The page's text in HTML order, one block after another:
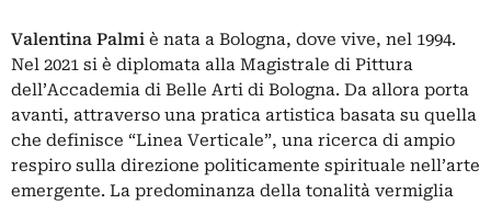
Valentina Palmi è nata a Bologna, dove vive, nel 1994.
Nel 2021 si è diplomata alla Magistrale di Pittura
dell’Accademia di Belle Arti di Bologna. Da allora porta
avanti, attraverso una pratica artistica basata su quella
che definisce “Linea Verticale”, una ricerca di ampio
respiro sulla direzione politicamente spirituale nell’arte
emergente. La predominanza della tonalità vermiglia